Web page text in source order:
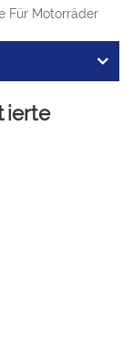
Für Motorräder